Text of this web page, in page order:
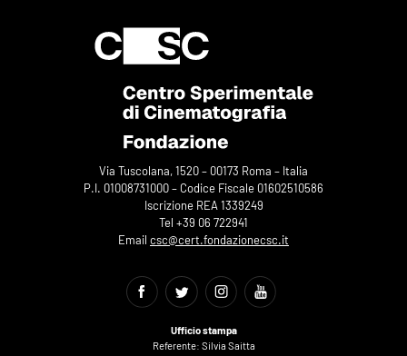
Via Tuscolana, 1520 – 00173 Roma – Italia
P.I. 01008731000 – Codice Fiscale 01602510586
Iscrizione REA 1339249
Tel +39 06 722941
Email csc@cert.fondazionecsc.it
Ufficio stampa
Referente: Silvia Saitta